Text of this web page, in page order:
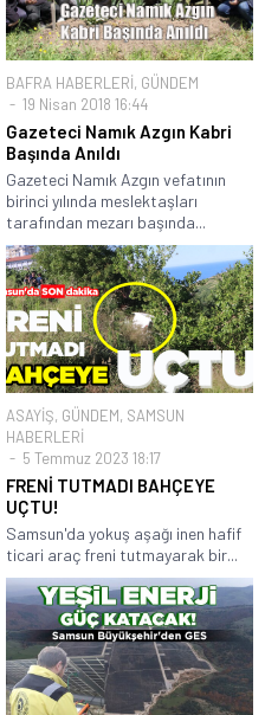
BAFRA HABERLERİ, GÜNDEM
19 Nisan 2018 16:44
Gazeteci Namık Azgın Kabri
Başında Anıldı
Gazeteci Namık Azgın vefatının
birinci yılında meslektaşları
tarafından mezarı başında...
ASAYİŞ, GÜNDEM, SAMSUN
HABERLERİ
5 Temmuz 2023 18:17
FRENİ TUTMADI BAHÇEYE
UÇTU!
Samsun'da yokuş aşağı inen hafif
ticari araç freni tutmayarak bir...